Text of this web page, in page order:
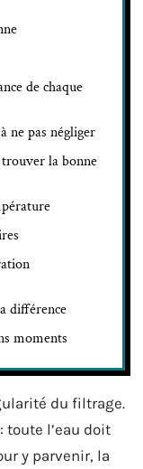
de chaque
ne pas négliger
la bonne
différence
moments
du filtrage.
l’eau doit
y parvenir, la